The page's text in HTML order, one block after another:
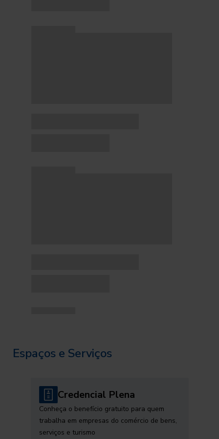
Espaços e Serviços
Credencial Plena
Conheça o benefício gratuito para quem
trabalha em empresas do comércio de bens,
serviços e turismo